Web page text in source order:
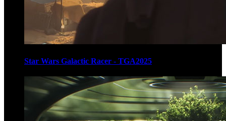
Star Wars Galactic Racer - TGA2025